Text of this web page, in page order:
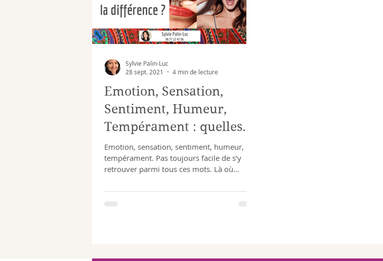
Emotion, Sensation,
Sentiment, Humeur,
Tempérament : quelles
différences ?
Emotion, sensation, sentiment, humeur,
tempérament. Pas toujours facile de s’y
retrouver parmi tous ces mots. Là où
Sylvie Palin-Luc
28 sept. 2021
4 min de lecture